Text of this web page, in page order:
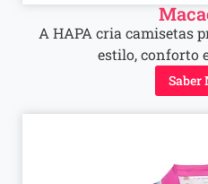
A HAPA cria camisetas
estilo, conforto
Saber